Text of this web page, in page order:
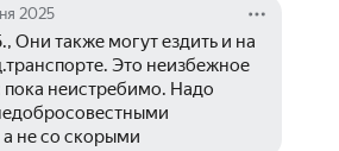
2025
Они также могут ездить и на
Это неизбежное
пока неистребимо. Надо
не со скорыми